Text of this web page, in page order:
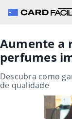
Aumente a
perfumes
Descubra como
de qualidade